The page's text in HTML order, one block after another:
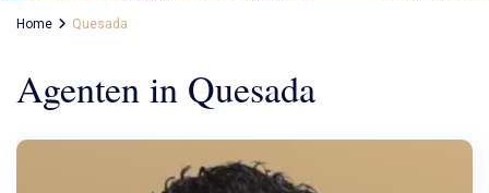
Home Quesada
Agenten in Quesada